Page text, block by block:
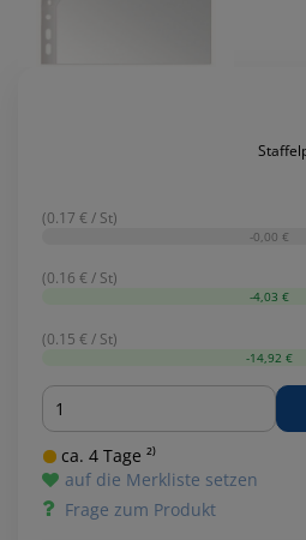
(0.17 € / St)
-0,00 €
(0.16 € / St)
-4,03 €
(0.15 € / St)
-14,92 €
Menge
ca. 4 Tage ²⁾
auf die Merkliste setzen
Frage zum Produkt